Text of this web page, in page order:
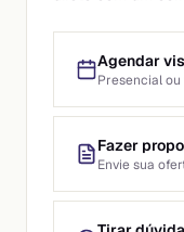
Agendar
Presencial
Fazer
Envie sua